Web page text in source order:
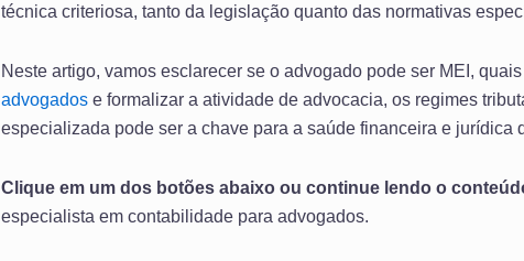
técnica criteriosa, tanto da legislação quanto das normativas
Neste artigo, vamos esclarecer se o advogado pode ser MEI,
advogados e formalizar a atividade de advocacia, os regimes
especializada pode ser a chave para a saúde financeira e jurídica
Clique em um dos botões abaixo ou continue lendo o
especialista em contabilidade para advogados.